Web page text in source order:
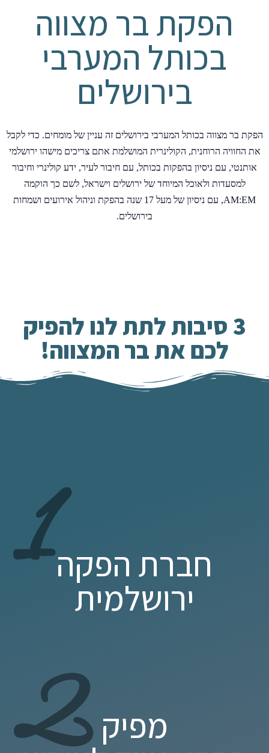
הפקת בר מצווה
בכותל המערבי
בירושלים
הפקת בר מצווה בכותל המערבי בירושלים זה עניין של מומחים. כדי לקבל
את החוויה הרוחנית, הקולינרית המושלמת אתם צריכים מישהו ירושלמי
אותנטי, עם ניסיון בהפקות בכותל, עם חיבור לעיר, ידע קולינרי וחיבור
למסעדות ולאוכל המיוחד של ירושלים וישראל, לשם כך הוקמה
AM:EM, עם ניסיון של מעל 17 שנה בהפקת וניהול אירועים ושמחות
בירושלים.
3 סיבות לתת לנו להפיק
לכם את בר המצווה!
1חברת הפקה
ירושלמית
2 מפיק